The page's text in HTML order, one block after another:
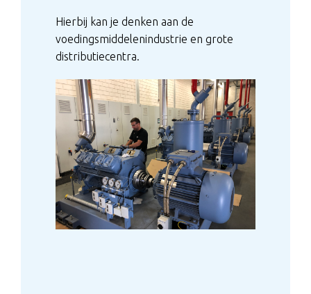
Hierbij kan je denken aan de
voedingsmiddelenindustrie en grote
distributiecentra.